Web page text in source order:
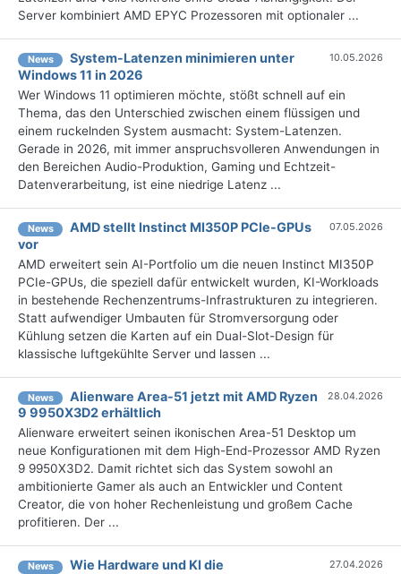
Server kombiniert AMD EPYC Prozessoren mit optionaler ...
News
System-Latenzen minimieren unter
Windows 11 in 2026
10.05.2026
Wer Windows 11 optimieren möchte, stößt schnell auf ein
Thema, das den Unterschied zwischen einem flüssigen und
einem ruckelnden System ausmacht: System-Latenzen.
Gerade in 2026, mit immer anspruchsvolleren Anwendungen in
den Bereichen Audio-Produktion, Gaming und Echtzeit-
Datenverarbeitung, ist eine niedrige Latenz ...
News
AMD stellt Instinct MI350P PCIe-GPUs
vor
07.05.2026
AMD erweitert sein AI-Portfolio um die neuen Instinct MI350P
PCIe-GPUs, die speziell dafür entwickelt wurden, KI-Workloads
in bestehende Rechenzentrums-Infrastrukturen zu integrieren.
Statt aufwendiger Umbauten für Stromversorgung oder
Kühlung setzen die Karten auf ein Dual-Slot-Design für
klassische luftgekühlte Server und lassen ...
News
Alienware Area-51 jetzt mit AMD Ryzen
9 9950X3D2 erhältlich
28.04.2026
Alienware erweitert seinen ikonischen Area-51 Desktop um
neue Konfigurationen mit dem High-End-Prozessor AMD Ryzen
9 9950X3D2. Damit richtet sich das System sowohl an
ambitionierte Gamer als auch an Entwickler und Content
Creator, die von hoher Rechenleistung und großem Cache
profitieren. Der ...
News
Wie Hardware und KI die
27.04.2026